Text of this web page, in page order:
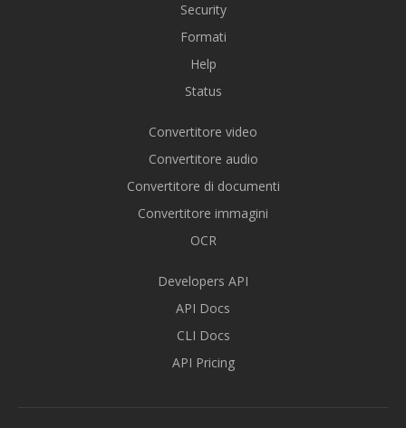
Security
Formati
Help
Status
Convertitore video
Convertitore audio
Convertitore di documenti
Convertitore immagini
OCR
Developers API
API Docs
CLI Docs
API Pricing